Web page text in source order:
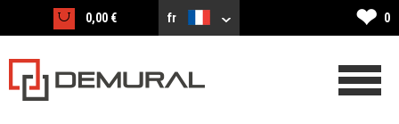
0,00 € fr ❤ 0